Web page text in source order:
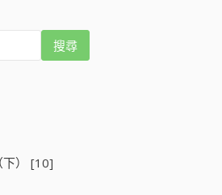
下） [10]